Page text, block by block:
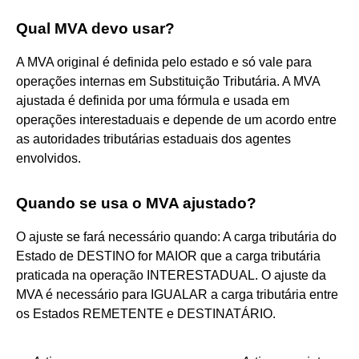
Qual MVA devo usar?
A MVA original é definida pelo estado e só vale para
operações internas em Substituição Tributária. A MVA
ajustada é definida por uma fórmula e usada em
operações interestaduais e depende de um acordo entre
as autoridades tributárias estaduais dos agentes
envolvidos.
Quando se usa o MVA ajustado?
O ajuste se fará necessário quando: A carga tributária do
Estado de DESTINO for MAIOR que a carga tributária
praticada na operação INTERESTADUAL. O ajuste da
MVA é necessário para IGUALAR a carga tributária entre
os Estados REMETENTE e DESTINATÁRIO.